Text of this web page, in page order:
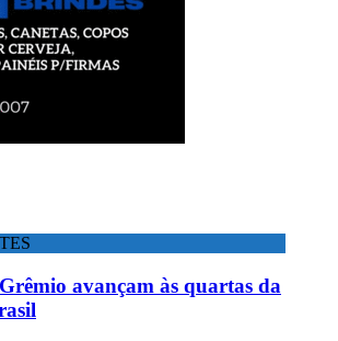
avançam às quartas da